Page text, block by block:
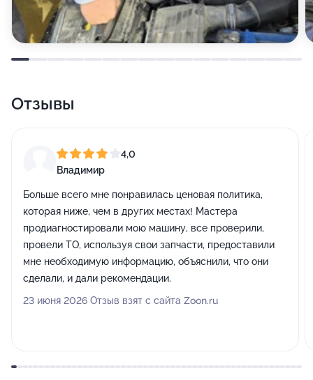
Отзывы
4,0
Владимир
Больше всего мне понравилась ценовая политика,
которая ниже, чем в других местах! Мастера
продиагностировали мою машину, все проверили,
провели ТО, используя свои запчасти, предоставили
мне необходимую информацию, объяснили, что они
сделали, и дали рекомендации.
23 июня 2026 Отзыв взят с сайта Zoon.ru